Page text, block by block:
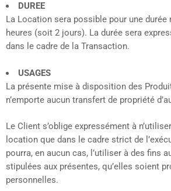
DUREE
La Location sera possible pour une durée
heures (soit 2 jours). La durée sera
dans le cadre de la Transaction.
USAGES
La présente mise à disposition des
n’emporte aucun transfert de propriété
Le Client s’oblige expressément à
location que dans le cadre strict de
pourra, en aucun cas, l’utiliser à des fins
stipulées aux présentes, qu’elles soient
personnelles.